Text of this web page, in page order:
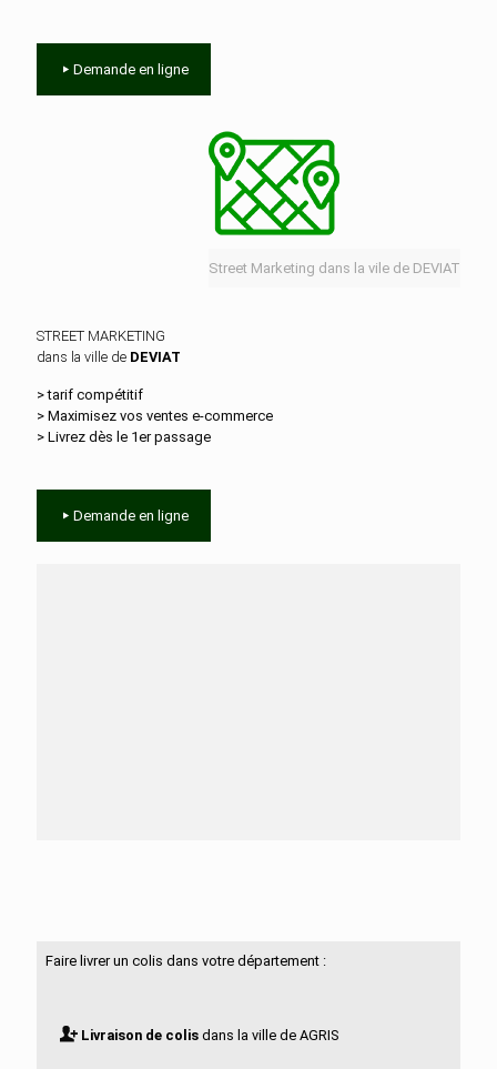
Demande en ligne
Street Marketing dans la vile de DEVIAT
STREET MARKETING
dans la ville de DEVIAT
> tarif compétitif
> Maximisez vos ventes e‑commerce
> Livrez dès le 1er passage
Demande en ligne
Faire livrer un colis dans votre département :
Livraison de colisdans la ville de AGRIS